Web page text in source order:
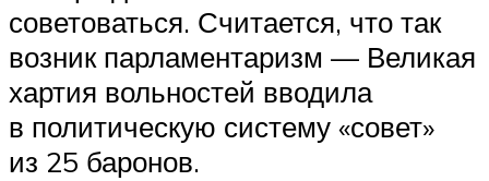
советоваться. Считается, что так
возник парламентаризм — Великая
хартия вольностей вводила
в политическую систему «совет»
из 25 баронов.